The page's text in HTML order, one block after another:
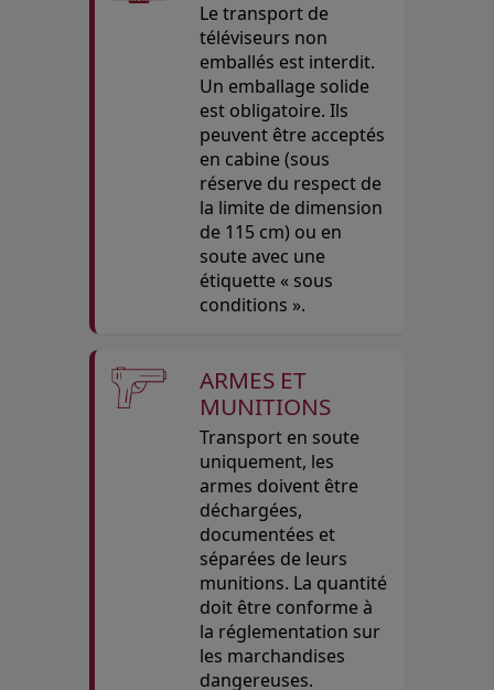
Le transport de
téléviseurs non
emballés est interdit.
Un emballage solide
est obligatoire. Ils
peuvent être acceptés
en cabine (sous
réserve du respect de
la limite de dimension
de 115 cm) ou en
soute avec une
étiquette « sous
conditions ».
ARMES ET
MUNITIONS
Transport en soute
uniquement, les
armes doivent être
déchargées,
documentées et
séparées de leurs
munitions. La quantité
doit être conforme à
la réglementation sur
les marchandises
dangereuses.